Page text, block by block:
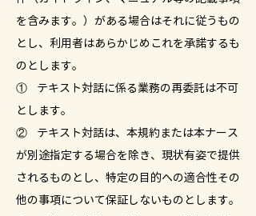
を含みます。）がある場合はそれに従うもの
とし、利用者はあらかじめこれを承諾するも
のとします。
① テキスト対話に係る業務の再委託は不可
とします。
② テキスト対話は、本規約または本ナース
が別途指定する場合を除き、現状有姿で提供
されるものとし、特定の目的への適合性その
他の事項について保証しないものとします。